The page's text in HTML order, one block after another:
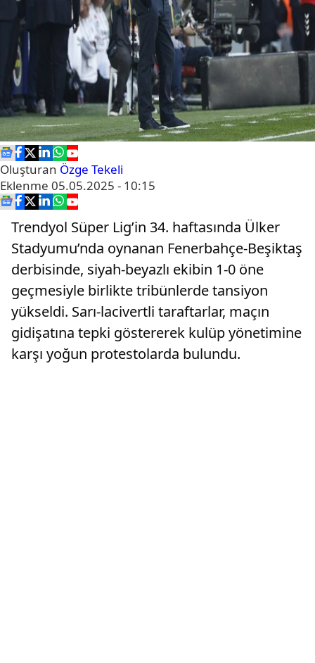
Oluşturan Özge Tekeli
Eklenme 05.05.2025 - 10:15
Trendyol Süper Lig’in 34. haftasında Ülker
Stadyumu’nda oynanan Fenerbahçe-Beşiktaş
derbisinde, siyah-beyazlı ekibin 1-0 öne
geçmesiyle birlikte tribünlerde tansiyon
yükseldi. Sarı-lacivertli taraftarlar, maçın
gidişatına tepki göstererek kulüp yönetimine
karşı yoğun protestolarda bulundu.